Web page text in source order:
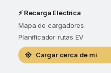
⚡ Recarga Eléctrica
Mapa de cargadores
Planificador rutas EV
Cargar cerca de mí